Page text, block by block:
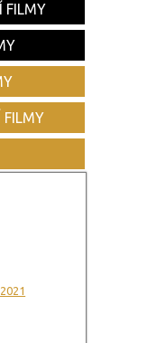
FILMY
FILMY